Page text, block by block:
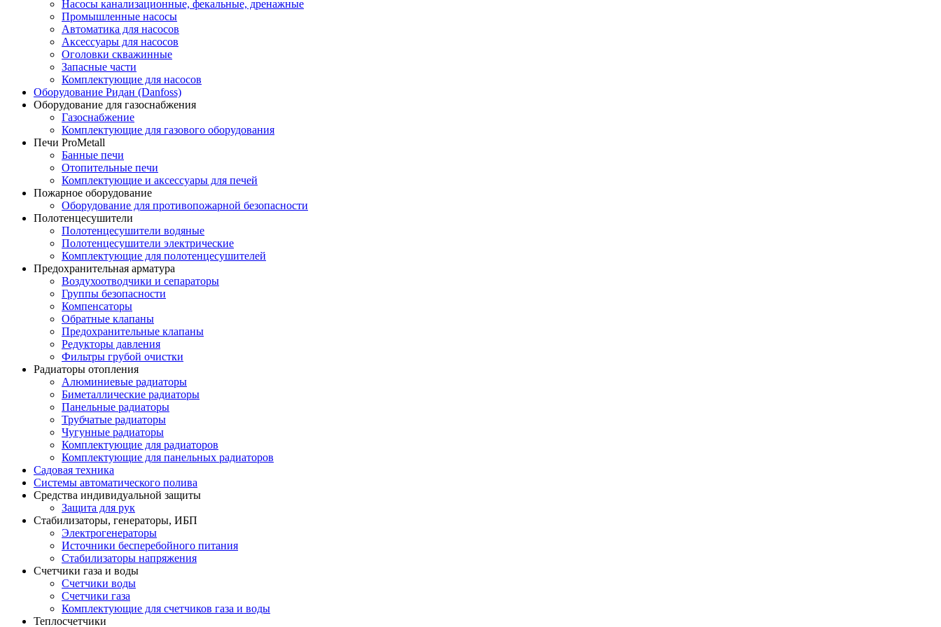
Насосы канализационные, фекальные, дренажные
Промышленные насосы
Автоматика для насосов
Аксессуары для насосов
Оголовки скважинные
Запасные части
Комплектующие для насосов
Оборудование Ридан (Danfoss)
Оборудование для газоснабжения
Газоснабжение
Комплектующие для газового оборудования
Печи ProMetall
Банные печи
Отопительные печи
Комплектующие и аксессуары для печей
Пожарное оборудование
Оборудование для противопожарной безопасности
Полотенцесушители
Полотенцесушители водяные
Полотенцесушители электрические
Комплектующие для полотенцесушителей
Предохранительная арматура
Воздухоотводчики и сепараторы
Группы безопасности
Компенсаторы
Обратные клапаны
Предохранительные клапаны
Редукторы давления
Фильтры грубой очистки
Радиаторы отопления
Алюминиевые радиаторы
Биметаллические радиаторы
Панельные радиаторы
Трубчатые радиаторы
Чугунные радиаторы
Комплектующие для радиаторов
Комплектующие для панельных радиаторов
Садовая техника
Системы автоматического полива
Средства индивидуальной защиты
Защита для рук
Стабилизаторы, генераторы, ИБП
Электрогенераторы
Источники бесперебойного питания
Стабилизаторы напряжения
Счетчики газа и воды
Счетчики воды
Счетчики газа
Комплектующие для счетчиков газа и воды
Теплосчетчики